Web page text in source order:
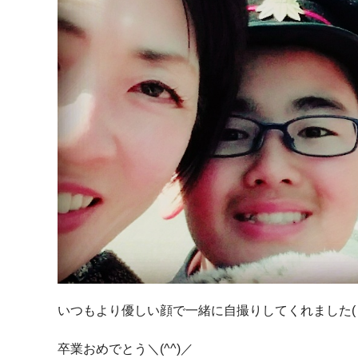
いつもより優しい顔で一緒に自撮りしてくれまし
卒業おめでとう＼(^^)／